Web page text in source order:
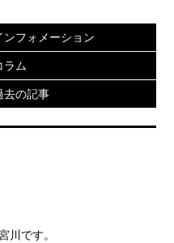
ンフォメーション
ラム
去の記事
川です。